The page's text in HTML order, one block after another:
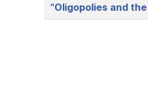
Title
“Oligopolies and